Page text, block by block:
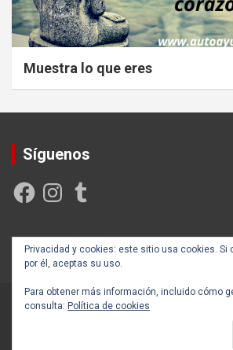
Muestra lo que eres
Síguenos
FacebookInstagramTumblr
Privacidad y cookies: este sitio usa cookies. Si
por él, aceptas su uso.
Para obtener más información, incluido cómo
consulta: Política de cookies
Creada y posicionada por Rogama